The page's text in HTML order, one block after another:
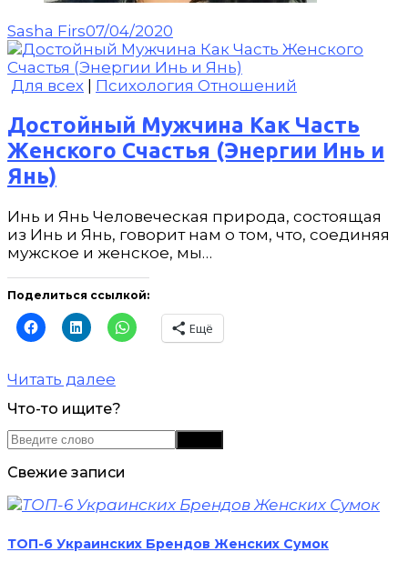
Sasha Firs07/04/2020
Для всех Психология Отношений
Достойный Мужчина Как Часть
Женского Счастья (Энергии Инь и
Янь)
Инь и Янь Человеческая природа, состоящая
из Инь и Янь, говорит нам о том, что, соединяя
мужское и женское, мы…
Поделиться ссылкой:
Ещё
Читать далее
Что-то ищите?
Свежие записи
ТОП-6 Украинских Брендов Женских Сумок